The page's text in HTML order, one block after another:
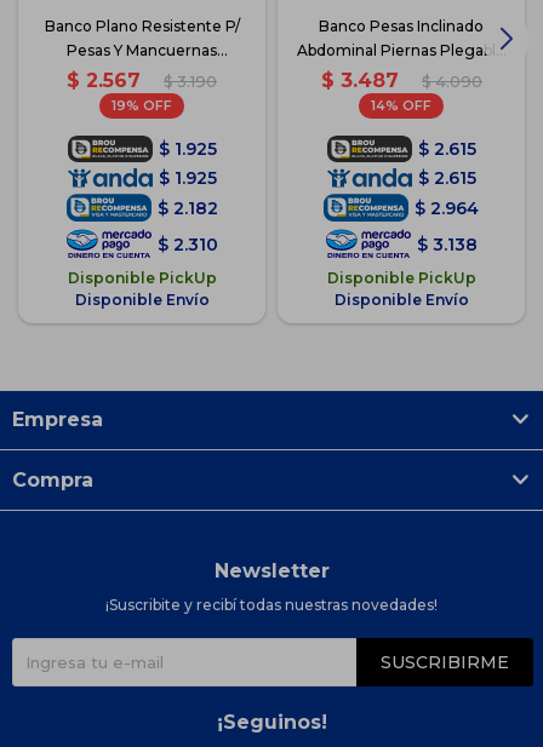
Banco Plano Resistente P/
Pesas Y Mancuernas
Gimnasio
$ 2.567 $ 3.190
19
$ 1.925
$ 1.925
$ 2.182
$ 2.310
Disponible PickUp
Disponible Envío
Banco Pesas Inclinado
Abdominal Piernas Plegable
+acc
$ 3.487 $ 4.090
14
$ 2.615
$ 2.615
$ 2.964
$ 3.138
Disponible PickUp
Disponible Envío
Empresa
Compra
Newsletter
¡Suscribite y recibí todas nuestras novedades!
SUSCRIBIRME
¡Seguinos!